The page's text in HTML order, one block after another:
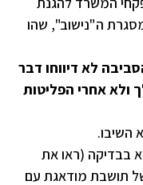
ה"נישוב", שהו
לא דיווחו דבר
ולא אחרי הפליטות
השיבו.
בבדיקה (ראו את
תושבת מודאגת עם